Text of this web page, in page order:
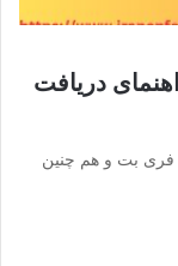
دریافت
فری بت و هم چنین